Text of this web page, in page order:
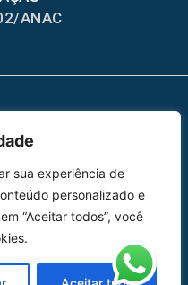
sua experiência de
personalizado e
“Aceitar todos”, você
ANAC
Peças
de Aplicações